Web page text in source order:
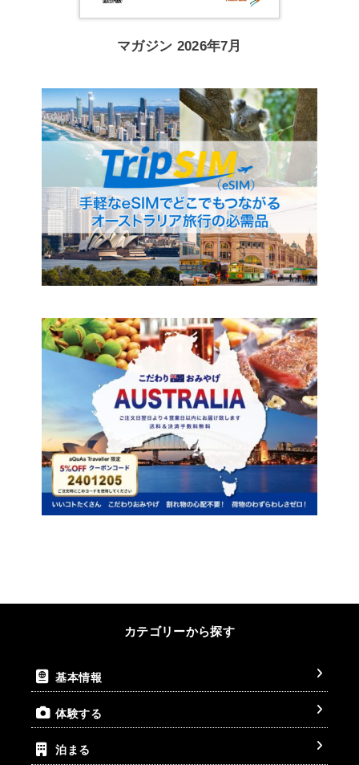
マガジン 2026年7月
カテゴリーから探す
基本情報
体験する
泊まる